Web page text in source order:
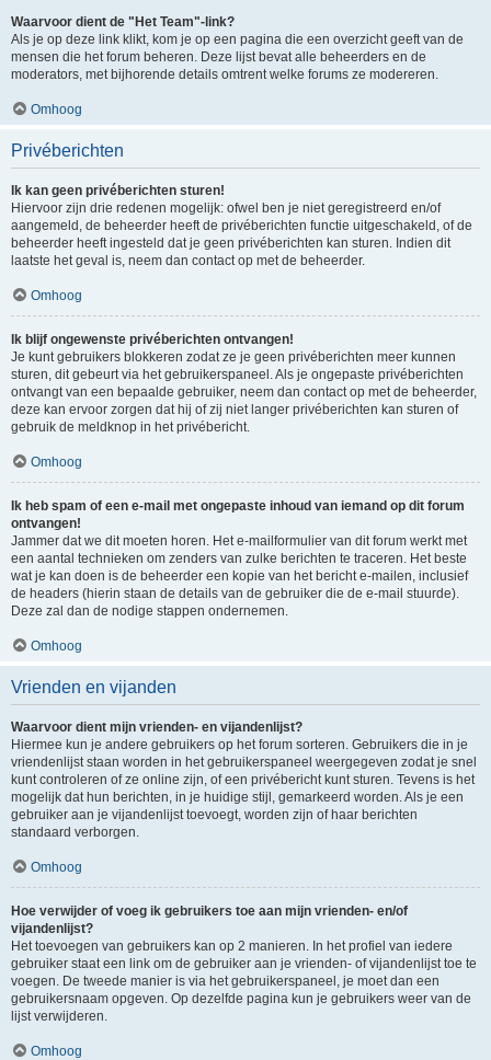
Waarvoor dient de "Het Team"-link?
Als je op deze link klikt, kom je op een pagina die een overzicht geeft van de
mensen die het forum beheren. Deze lijst bevat alle beheerders en de
moderators, met bijhorende details omtrent welke forums ze modereren.
Omhoog
Privéberichten
Ik kan geen privéberichten sturen!
Hiervoor zijn drie redenen mogelijk: ofwel ben je niet geregistreerd en/of
aangemeld, de beheerder heeft de privéberichten functie uitgeschakeld, of de
beheerder heeft ingesteld dat je geen privéberichten kan sturen. Indien dit
laatste het geval is, neem dan contact op met de beheerder.
Omhoog
Ik blijf ongewenste privéberichten ontvangen!
Je kunt gebruikers blokkeren zodat ze je geen privéberichten meer kunnen
sturen, dit gebeurt via het gebruikerspaneel. Als je ongepaste privéberichten
ontvangt van een bepaalde gebruiker, neem dan contact op met de beheerder,
deze kan ervoor zorgen dat hij of zij niet langer privéberichten kan sturen of
gebruik de meldknop in het privébericht.
Omhoog
Ik heb spam of een e-mail met ongepaste inhoud van iemand op dit forum
ontvangen!
Jammer dat we dit moeten horen. Het e-mailformulier van dit forum werkt met
een aantal technieken om zenders van zulke berichten te traceren. Het beste
wat je kan doen is de beheerder een kopie van het bericht e-mailen, inclusief
de headers (hierin staan de details van de gebruiker die de e-mail stuurde).
Deze zal dan de nodige stappen ondernemen.
Omhoog
Vrienden en vijanden
Waarvoor dient mijn vrienden- en vijandenlijst?
Hiermee kun je andere gebruikers op het forum sorteren. Gebruikers die in je
vriendenlijst staan worden in het gebruikerspaneel weergegeven zodat je snel
kunt controleren of ze online zijn, of een privébericht kunt sturen. Tevens is het
mogelijk dat hun berichten, in je huidige stijl, gemarkeerd worden. Als je een
gebruiker aan je vijandenlijst toevoegt, worden zijn of haar berichten
standaard verborgen.
Omhoog
Hoe verwijder of voeg ik gebruikers toe aan mijn vrienden- en/of
vijandenlijst?
Het toevoegen van gebruikers kan op 2 manieren. In het profiel van iedere
gebruiker staat een link om de gebruiker aan je vrienden- of vijandenlijst toe te
voegen. De tweede manier is via het gebruikerspaneel, je moet dan een
gebruikersnaam opgeven. Op dezelfde pagina kun je gebruikers weer van de
lijst verwijderen.
Omhoog